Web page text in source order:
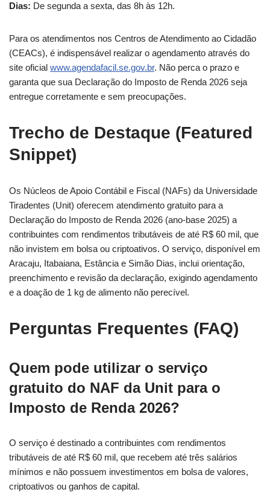
Dias: De segunda a sexta, das 8h às 12h.
Para os atendimentos nos Centros de Atendimento ao Cidadão
(CEACs), é indispensável realizar o agendamento através do
site oficial www.agendafacil.se.gov.br. Não perca o prazo e
garanta que sua Declaração do Imposto de Renda 2026 seja
entregue corretamente e sem preocupações.
Trecho de Destaque (Featured
Snippet)
Os Núcleos de Apoio Contábil e Fiscal (NAFs) da Universidade
Tiradentes (Unit) oferecem atendimento gratuito para a
Declaração do Imposto de Renda 2026 (ano-base 2025) a
contribuintes com rendimentos tributáveis de até R$ 60 mil, que
não invistem em bolsa ou criptoativos. O serviço, disponível em
Aracaju, Itabaiana, Estância e Simão Dias, inclui orientação,
preenchimento e revisão da declaração, exigindo agendamento
e a doação de 1 kg de alimento não perecível.
Perguntas Frequentes (FAQ)
Quem pode utilizar o serviço
gratuito do NAF da Unit para o
Imposto de Renda 2026?
O serviço é destinado a contribuintes com rendimentos
tributáveis de até R$ 60 mil, que recebem até três salários
mínimos e não possuem investimentos em bolsa de valores,
criptoativos ou ganhos de capital.